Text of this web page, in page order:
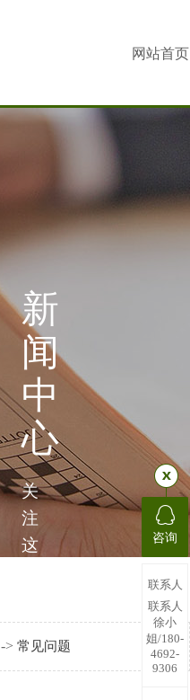
网站首页
新
闻
中
心
关
注
这
您
了
-> 常见问题
咨询
联系人
联系人
徐小
姐/180-
4692-
9306